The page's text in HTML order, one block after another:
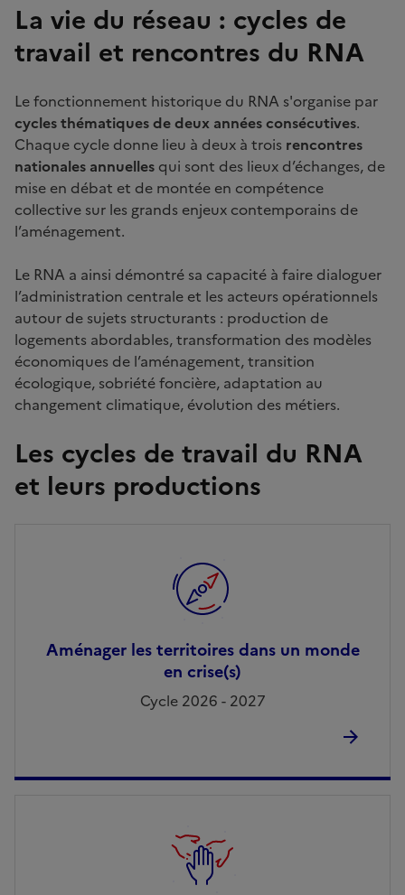
La vie du réseau : cycles de
travail et rencontres du RNA
Le fonctionnement historique du RNA s'organise par
cycles thématiques de deux années consécutives.
Chaque cycle donne lieu à deux à trois rencontres
nationales annuelles qui sont des lieux d’échanges, de
mise en débat et de montée en compétence
collective sur les grands enjeux contemporains de
l’aménagement.
Le RNA a ainsi démontré sa capacité à faire dialoguer
l’administration centrale et les acteurs opérationnels
autour de sujets structurants : production de
logements abordables, transformation des modèles
économiques de l’aménagement, transition
écologique, sobriété foncière, adaptation au
changement climatique, évolution des métiers.
Les cycles de travail du RNA
et leurs productions
Aménager les territoires dans un monde
en crise(s)
Cycle 2026 - 2027